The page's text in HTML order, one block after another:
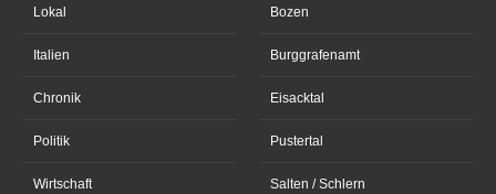
Lokal
Italien
Chronik
Politik
Wirtschaft
Bozen
Burggrafenamt
Eisacktal
Pustertal
Salten / Schlern